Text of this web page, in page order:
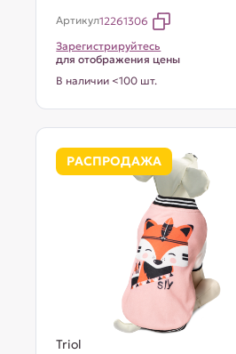
Артикул12261306
Зарегистрируйтесь
для отображения цены
В наличии <100 шт.
РАСПРОДАЖА
Triol